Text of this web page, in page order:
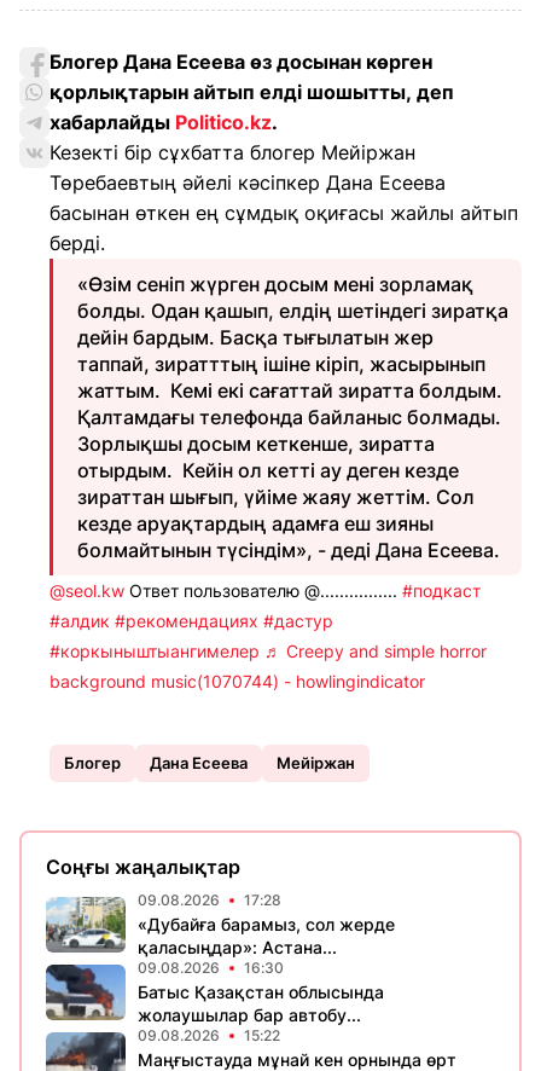
Блогер Дана Есеева өз досынан көрген
қорлықтарын айтып елді шошытты, деп
хабарлайды Politico.kz.
Кезекті бір сұхбатта блогер Мейіржан
Төребаевтың әйелі кәсіпкер Дана Есеева
басынан өткен ең сұмдық оқиғасы жайлы айтып
берді.
«Өзім сеніп жүрген досым мені зорламақ
болды. Одан қашып, елдің шетіндегі зиратқа
дейін бардым. Басқа тығылатын жер
таппай, зиратттың ішіне кіріп, жасырынып
жаттым. Кемі екі сағаттай зиратта болдым.
Қалтамдағы телефонда байланыс болмады.
Зорлықшы досым кеткенше, зиратта
отырдым. Кейін ол кетті ау деген кезде
зираттан шығып, үйіме жаяу жеттім. Сол
кезде аруақтардың адамға еш зияны
болмайтынын түсіндім», - деді Дана Есеева.
@seol.kw Ответ пользователю @................ #подкаст
#алдик #рекомендациях #дастур
#коркыныштыангимелер ♬ Creepy and simple horror
background music(1070744) - howlingindicator
Блогер Дана Есеева Мейіржан
Соңғы жаңалықтар
09.08.2026 17:28
«Дубайға барамыз, сол жерде
қаласыңдар»: Астана...
09.08.2026 16:30
Батыс Қазақстан облысында
жолаушылар бар автобу...
09.08.2026 15:22
Маңғыстауда мұнай кен орнында өрт